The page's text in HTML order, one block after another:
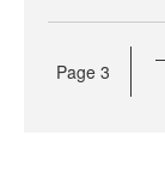
Page 3